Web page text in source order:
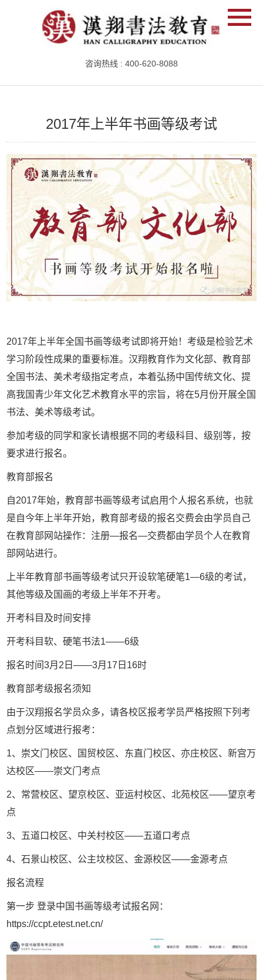
咨询热线 : 400-620-8088
2017年上半年书画等级考试
2017年上半年全国书画等级考试即将开始！考级是检验艺术
学习阶段性成果的重要标准。汉翔教育作为文化部、教育部
全国书法、美术考级指定考点，本着弘扬中国传统文化、提
高我国青少年文化艺术教育水平的宗旨，将在5月份开展全国
书法、美术等级考试。
参加考级的同学和家长请根据不同的考级科目、级别等，按
要求进行报名。
教育部报名
自2017年始，教育部书画等级考试启用个人报名系统，也就
是自今年上半年开始，教育部考级的报名交费会由学员自己
在教育部网站操作：注册—报名—交费都由学员个人在教育
部网站进行。
上半年教育部书画等级考试只开设软笔硬笔1—6级的考试，
其他等级及国画的考级上半年不开考。
开考科目及时间安排
开考科目软、硬笔书法1——6级
报名时间3月2日——3月17日16时
教育部考级报名须知
由于汉翔报名学员众多，请各校区报考学员严格按照下列考
点划分区域进行报考：
1、崇文门校区、国贸校区、东直门校区、亦庄校区、新宫万
达校区——崇文门考点
2、常营校区、望京校区、亚运村校区、北苑校区——望京考
点
3、五道口校区、中关村校区——五道口考点
4、石景山校区、公主坟校区、金源校区——金源考点
报名流程
第一步 登录中国书画等级考试报名网：
https://ccpt.etest.net.cn/